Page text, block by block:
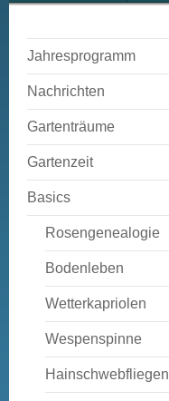
Jahresprogramm
Nachrichten
Gartenträume
Gartenzeit
Basics
Rosengenealogie
Bodenleben
Wetterkapriolen
Wespenspinne
Hainschwebfliegen